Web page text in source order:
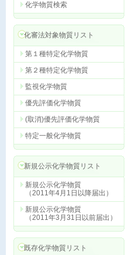
化学物質検索
化審法対象物質リスト
第１種特定化学物質
第２種特定化学物質
監視化学物質
優先評価化学物質
(取消)優先評価化学物質
特定一般化学物質
新規公示化学物質リスト
新規公示化学物質
（2011年4月1日以降届出）
新規公示化学物質
（2011年3月31日以前届出）
既存化学物質リスト